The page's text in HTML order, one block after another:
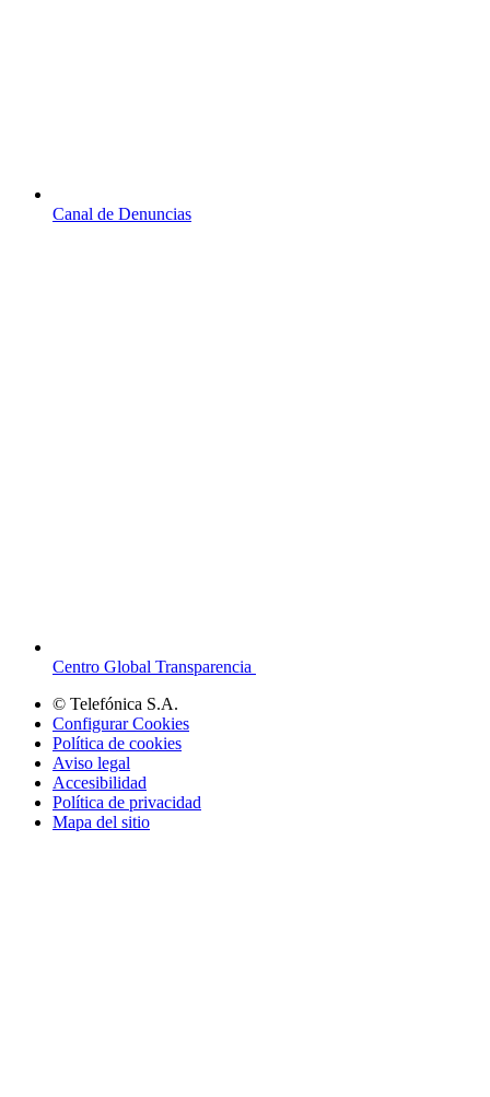
Canal de Denuncias
Centro Global Transparencia
© Telefónica S.A.
Configurar Cookies
Política de cookies
Aviso legal
Accesibilidad
Política de privacidad
Mapa del sitio